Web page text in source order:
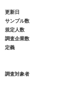
更新日
サンプル数
規定人数
調査企業数
定義
調査対象者